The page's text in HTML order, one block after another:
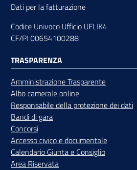
Dati per la fatturazione
Codice Univoco Ufficio UFLIK4
CF/PI 00654100288
TRASPARENZA
Amministrazione Trasparente
Albo camerale online
Responsabile della protezione dei dati
Bandi di gara
Concorsi
Accesso civico e documentale
Calendario Giunta e Consiglio
Area Riservata